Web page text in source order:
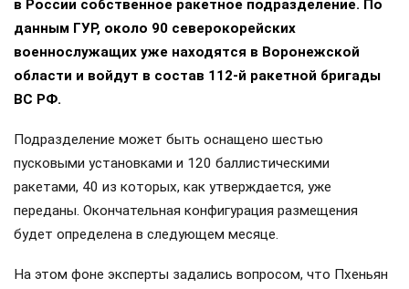
в России собственное ракетное подразделение. По
данным ГУР, около 90 северокорейских
военнослужащих уже находятся в Воронежской
области и войдут в состав 112-й ракетной бригады
ВС РФ.
Подразделение может быть оснащено шестью
пусковыми установками и 120 баллистическими
ракетами, 40 из которых, как утверждается, уже
переданы. Окончательная конфигурация размещения
будет определена в следующем месяце.
На этом фоне эксперты задались вопросом, что Пхеньян